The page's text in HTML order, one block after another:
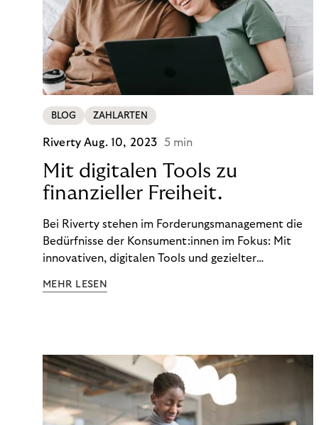
BLOG ZAHLARTEN
RivertyAug. 10, 2023 5 min
Mit digitalen Tools zu
finanzieller Freiheit.
Bei Riverty stehen im Forderungsmanagement die
Bedürfnisse der Konsument:innen im Fokus: Mit
innovativen, digitalen Tools und gezielter
ein Leben in finanzieller Freiheit zu führen. So
MEHR LESEN